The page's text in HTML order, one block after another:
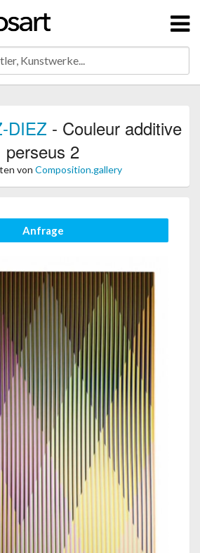
DIEZ - Couleur additive
perseus 2
von Composition.gallery
Anfrage